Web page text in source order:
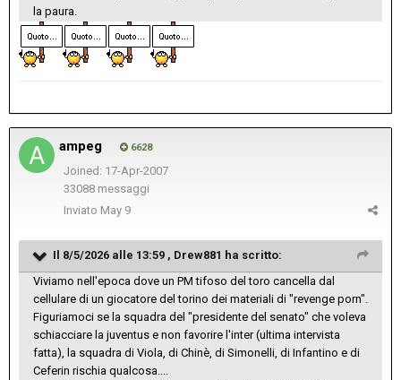
la paura.
ampeg 6628
Joined: 17-Apr-2007
33088 messaggi
Inviato May 9
Il 8/5/2026 alle 13:59 , Drew881 ha scritto:
Viviamo nell'epoca dove un PM tifoso del toro cancella dal
cellulare di un giocatore del torino dei materiali di "revenge porn".
Figuriamoci se la squadra del "presidente del senato" che voleva
schiacciare la juventus e non favorire l'inter (ultima intervista
fatta), la squadra di Viola, di Chinè, di Simonelli, di Infantino e di
Ceferin rischia qualcosa....